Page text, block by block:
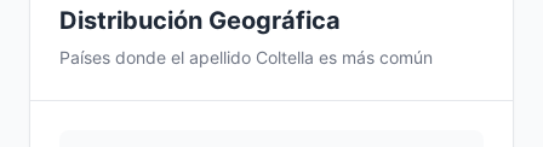
Distribución Geográfica
Países donde el apellido Coltella es más común